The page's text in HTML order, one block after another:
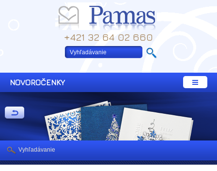
+421 32 64 02 660
NOVOROČENKY
Vyhľadávanie